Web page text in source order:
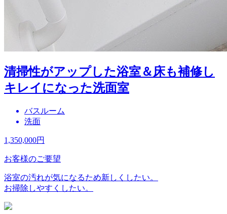
清掃性がアップした浴室＆床も補修し
キレイになった洗面室
バスルーム
洗面
1,350,000円
お客様のご要望
浴室の汚れが気になるため新しくしたい。
お掃除しやすくしたい。